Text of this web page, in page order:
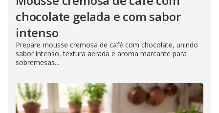
chocolate gelada e com sabor
intenso
Prepare mousse cremosa de café com chocolate, unindo
sabor intenso, textura aerada e aroma marcante para
sobremesas...